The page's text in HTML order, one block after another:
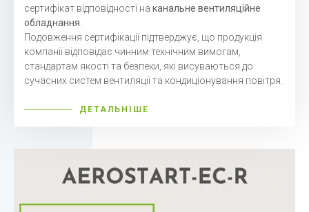
сертифікат відповідності на канальне вентиляційне
обладнання
Подовження сертифікації підтверджує, що продукція
компанії відповідає чинним технічним вимогам,
стандартам якості та безпеки, які висуваються до
сучасних систем вентиляції та кондиціонування повітря.
ДЕТАЛЬНІШЕ